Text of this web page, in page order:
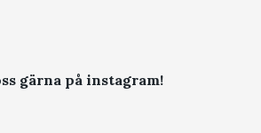
gärna på instagram!